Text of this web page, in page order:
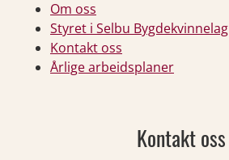
Om oss
Styret i Selbu Bygdekvinnelag
Kontakt oss
Årlige arbeidsplaner
Kontakt oss